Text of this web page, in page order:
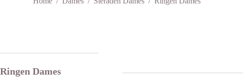
Ringen Dames